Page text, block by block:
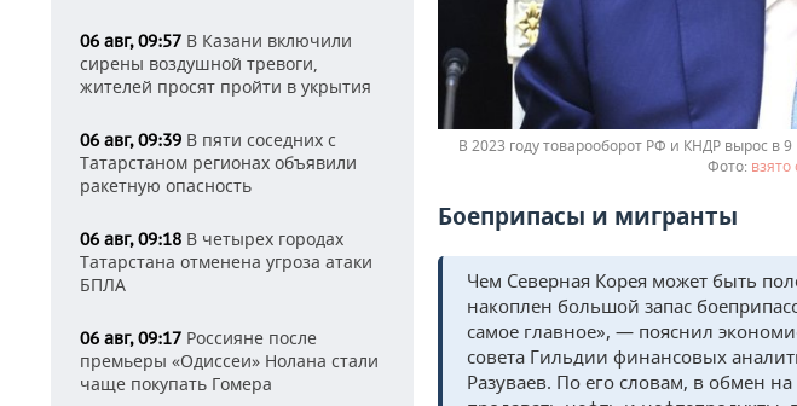
06 авг, 09:57 В Казани включили
сирены воздушной тревоги,
жителей просят пройти в укрытия
06 авг, 09:39 В пяти соседних с
Татарстаном регионах объявили
ракетную опасность
06 авг, 09:18 В четырех городах
Татарстана отменена угроза атаки
БПЛА
06 авг, 09:17 Россияне после
премьеры «Одиссеи» Нолана стали
чаще покупать Гомера
В 2023 году товарооборот РФ и КНДР вырос в
взято
Боеприпасы и мигранты
Чем Северная Корея может быть
накоплен большой запас
самое главное», — пояснил
совета Гильдии финансовых
Разуваев. По его словам, в обмен